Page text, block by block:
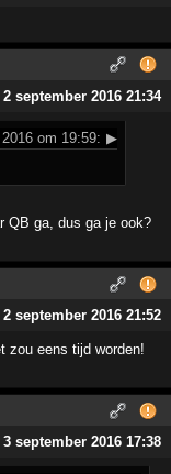
2 september 2016 21:34
om 19:59: ▶
QB ga, dus ga je ook?
2 september 2016 21:52
zou eens tijd worden!
3 september 2016 17:38